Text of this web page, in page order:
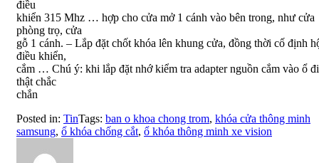
điều
khiển 315 Mhz … hợp cho cửa mở 1 cánh vào bên trong, như cửa
phòng trọ, cửa
gỗ 1 cánh. – Lắp đặt chốt khóa lên khung cửa, đồng thời cố định
điều khiển,
cắm … Chú ý: khi lắp đặt nhớ kiểm tra adapter nguồn cắm vào ổ
thật chắc
chắn
Posted in: TinTags: ban o khoa chong trom, khóa cửa thông minh
samsung, ổ khóa chống cắt, ổ khóa thông minh xe vision